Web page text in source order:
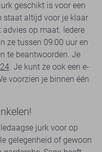
geschikt is voor een
staat altijd voor je klaar
op maat. Iedere
ze tussen 09:00 uur en
te beantwoorden. Je
. Je kunt ze ook een e-
voorzien je binnen één
jurk voor op
gelegenheid of gewoon